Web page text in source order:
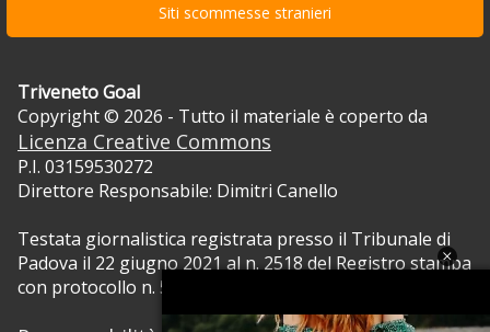
Siti scommesse stranieri
Triveneto Goal
Copyright © 2026 - Tutto il materiale è coperto da
Licenza Creative Commons
P.I. 03159530272
Direttore Responsabile: Dimitri Canello
Testata giornalistica registrata presso il Tribunale di
Padova il 22 giugno 2021 al n. 2518 del Registro stampa
con protocollo n. 5105/2021 RVG.